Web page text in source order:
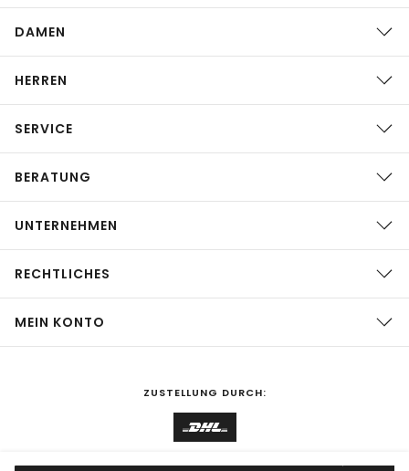
DAMEN
HERREN
SERVICE
BERATUNG
UNTERNEHMEN
RECHTLICHES
MEIN KONTO
ZUSTELLUNG DURCH: